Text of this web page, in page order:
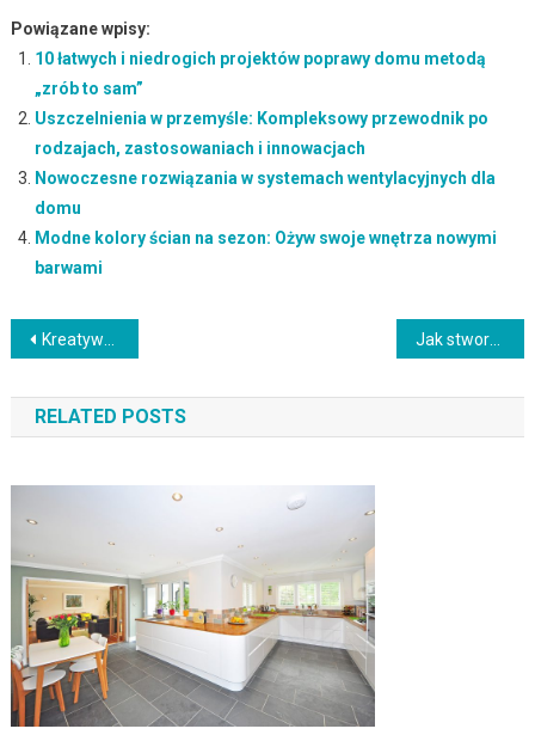
Powiązane wpisy:
10 łatwych i niedrogich projektów poprawy domu metodą
„zrób to sam”
Uszczelnienia w przemyśle: Kompleksowy przewodnik po
rodzajach, zastosowaniach i innowacjach
Nowoczesne rozwiązania w systemach wentylacyjnych dla
domu
Modne kolory ścian na sezon: Ożyw swoje wnętrza nowymi
barwami
Nawigacja
wpisu
Kreatywne przechowywanie: Pomysły na organizację w małym mieszkaniu Jak stworzyć przytulną sypialnię: Porady i pomysły na relaksujące miejsce do odpoczynku
RELATED POSTS